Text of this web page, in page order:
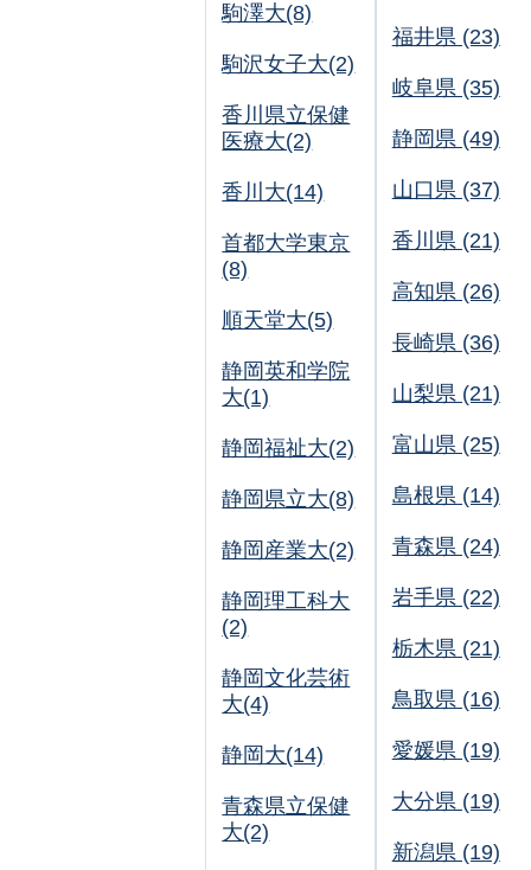
駒澤大(8)
駒沢女子大(2)
香川県立保健
医療大(2)
香川大(14)
首都大学東京
(8)
順天堂大(5)
静岡英和学院
大(1)
静岡福祉大(2)
静岡県立大(8)
静岡産業大(2)
静岡理工科大
(2)
静岡文化芸術
大(4)
静岡大(14)
青森県立保健
大(2)
福井県 (23)
岐阜県 (35)
静岡県 (49)
山口県 (37)
香川県 (21)
高知県 (26)
長崎県 (36)
山梨県 (21)
富山県 (25)
島根県 (14)
青森県 (24)
岩手県 (22)
栃木県 (21)
鳥取県 (16)
愛媛県 (19)
大分県 (19)
新潟県 (19)